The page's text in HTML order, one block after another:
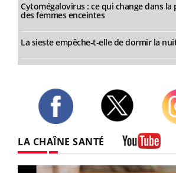
Cytomégalovirus : ce qui change dans la
des femmes enceintes
La sieste empêche-t-elle de dormir la
LA CHAÎNE SANTÉ